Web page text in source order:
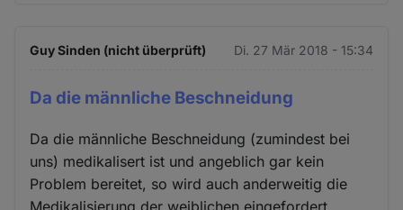
Guy Sinden (nicht überprüft) Di. 27 Mär 2018 - 15:34
Da die männliche Beschneidung
Da die männliche Beschneidung (zumindest bei
uns) medikalisert ist und angeblich gar kein
Problem bereitet, so wird auch anderweitig die
Medikalisierung der weiblichen eingefordert.